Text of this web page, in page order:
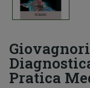
Pratica